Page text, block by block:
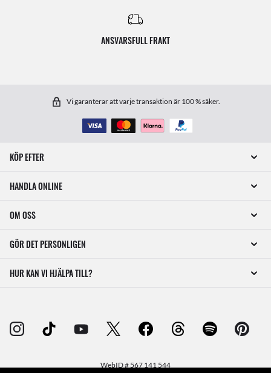
ANSVARSFULL FRAKT
Vi garanterar att varje transaktion är 100 % säker.
KÖP EFTER
HANDLA ONLINE
OM OSS
GÖR DET PERSONLIGEN
HUR KAN VI HJÄLPA TILL?
WebID # 567 141 544